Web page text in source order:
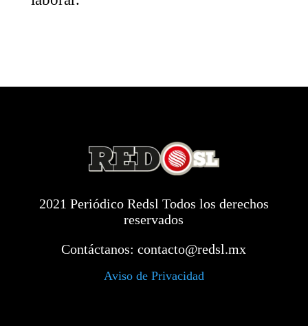
2021 Periódico Redsl Todos los derechos
reservados
Contáctanos:contacto@redsl.mx
Aviso de Privacidad